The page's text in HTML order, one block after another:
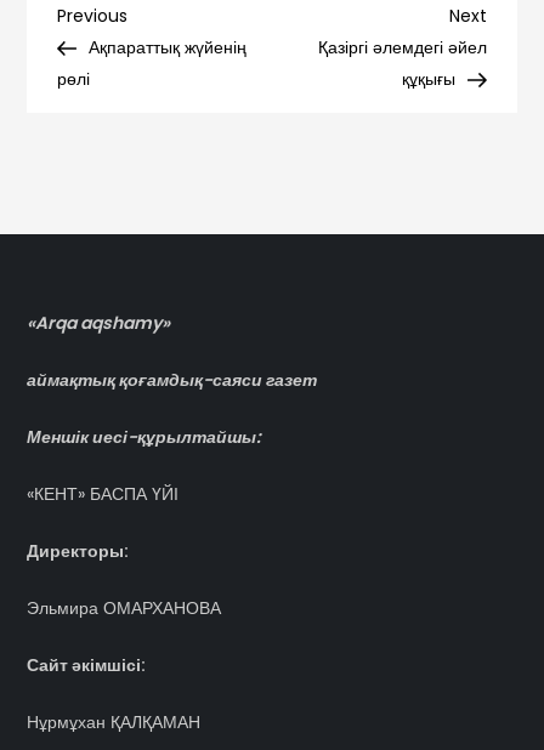
Навигация
по
Previous
Post
Previous
Ақпараттық жүйенің
рөлі
Next
Post
Next
Қазіргі әлемдегі әйел
құқығы
«Arqa aqshamy»
аймақтық қоғамдық-саяси газет
Меншік иесі-құрылтайшы:
«КЕНТ» БАСПА ҮЙІ
Директоры:
Эльмира ОМАРХАНОВА
Сайт әкімшісі:
Нұрмұхан ҚАЛҚАМАН